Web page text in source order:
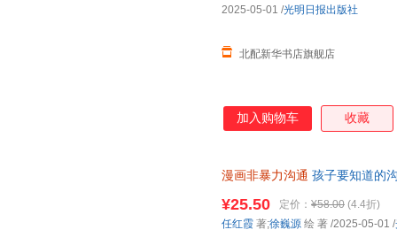
北配新华书店旗舰店
2025-05-01 /光明日报出版社
加入购物车 收藏
漫画非暴力沟通 孩子要知道的
¥25.50 定价： ¥58.00 (4.4折)
任红霞 著;徐巍源 绘 著 /2025-05-01 /